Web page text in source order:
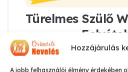
Hozzájárulás
A jobb felhasználói élmény érdekében
Türelmes Szülő
3.450